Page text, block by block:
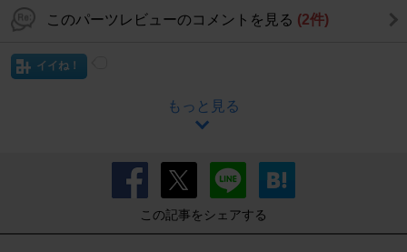
このパーツレビューのコメントを見る (2件)
イイね！
もっと見る
この記事をシェアする